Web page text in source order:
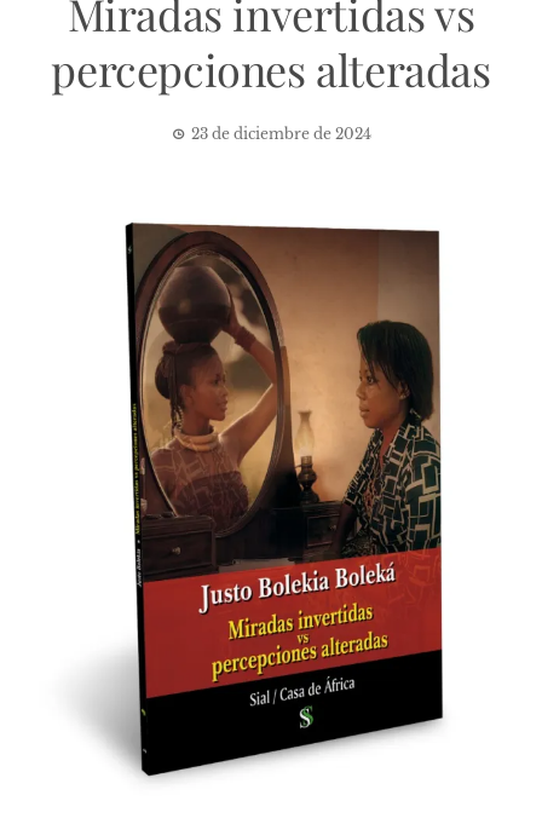
Miradas invertidas vs
percepciones alteradas
23 de diciembre de 2024